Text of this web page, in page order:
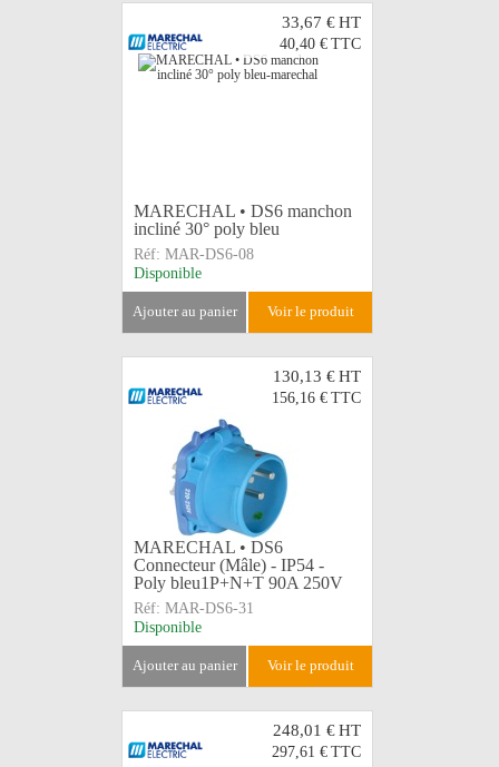
33,67 €HT
40,40 € TTC
MARECHAL • DS6 manchon
incliné 30° poly bleu
Réf: MAR-DS6-08
Disponible
ajouter au panier voir le produit
130,13 €HT
156,16 € TTC
MARECHAL • DS6
Connecteur (Mâle) - IP54 -
Poly bleu1P+N+T 90A 250V
Réf: MAR-DS6-31
Disponible
ajouter au panier voir le produit
248,01 €HT
297,61 € TTC